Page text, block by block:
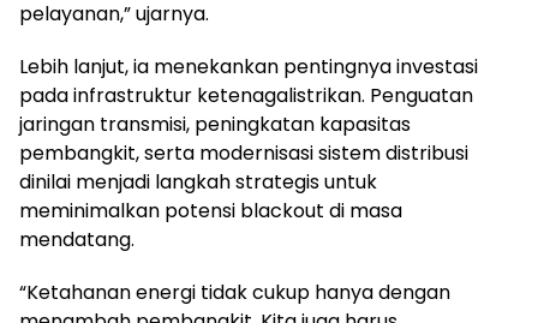
pelayanan,” ujarnya.
Lebih lanjut, ia menekankan pentingnya investasi
pada infrastruktur ketenagalistrikan. Penguatan
jaringan transmisi, peningkatan kapasitas
pembangkit, serta modernisasi sistem distribusi
dinilai menjadi langkah strategis untuk
meminimalkan potensi blackout di masa
mendatang.
“Ketahanan energi tidak cukup hanya dengan